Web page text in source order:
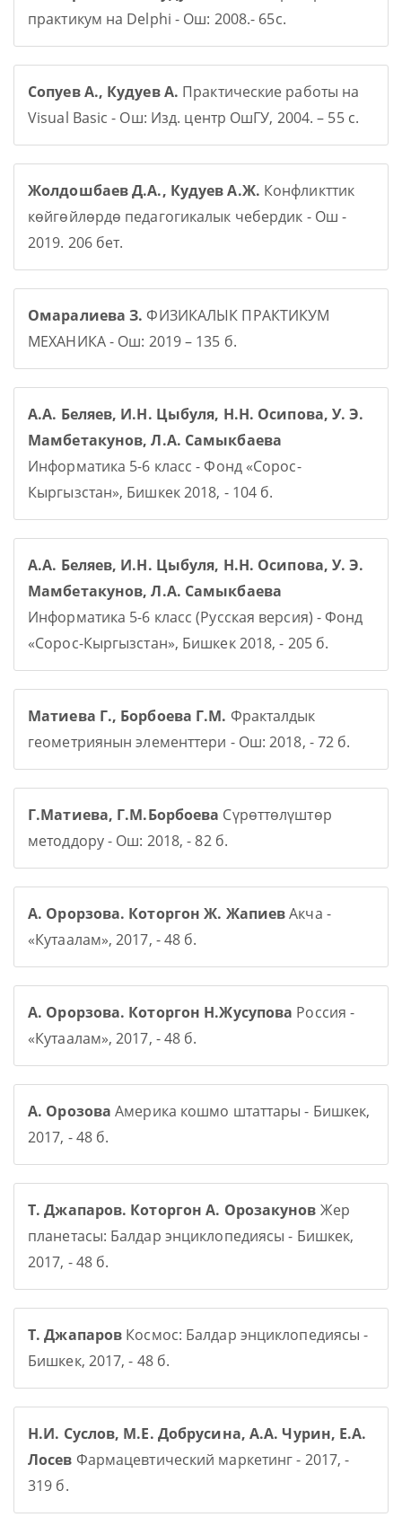
практикум на Delphi - Ош: 2008.- 65с.
Сопуев А., Кудуев А. Практические работы на
Visual Basic - Ош: Изд. центр ОшГУ, 2004. – 55 с.
Жолдошбаев Д.А., Кудуев А.Ж. Конфликттик
көйгөйлөрдө педагогикалык чебердик - Ош -
2019. 206 бет.
Омаралиева З. ФИЗИКАЛЫК ПРАКТИКУМ
МЕХАНИКА - Ош: 2019 – 135 б.
А.А. Беляев, И.Н. Цыбуля, Н.Н. Осипова, У. Э.
Мамбетакунов, Л.А. Самыкбаева
Информатика 5-6 класс - Фонд «Сорос-
Кыргызстан», Бишкек 2018, - 104 б.
А.А. Беляев, И.Н. Цыбуля, Н.Н. Осипова, У. Э.
Мамбетакунов, Л.А. Самыкбаева
Информатика 5-6 класс (Русская версия) - Фонд
«Сорос-Кыргызстан», Бишкек 2018, - 205 б.
Матиева Г., Борбоева Г.М. Фракталдык
геометриянын элементтери - Ош: 2018, - 72 б.
Г.Матиева, Г.М.Борбоева Сүрөттөлүштөр
методдору - Ош: 2018, - 82 б.
А. Орорзова. Которгон Ж. ЖапиевАкча -
«Кутаалам», 2017, - 48 б.
А. Орорзова. Которгон Н.Жусупова Россия -
«Кутаалам», 2017, - 48 б.
А. Орозова Америка кошмо штаттары - Бишкек,
2017, - 48 б.
Т. Джапаров. Которгон А. Орозакунов Жер
планетасы: Балдар энциклопедиясы - Бишкек,
2017, - 48 б.
Т. Джапаров Космос: Балдар энциклопедиясы -
Бишкек, 2017, - 48 б.
Н.И. Суслов, М.Е. Добрусина, А.А. Чурин, Е.А.
Лосев Фармацевтический маркетинг - 2017, -
319 б.